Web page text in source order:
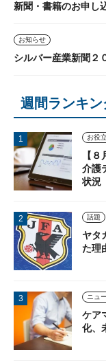
新聞・書籍のお申し
お知らせ
シルバー産業新聞２
週間ランキン
【
介護
状況
話題
ヤタ
た理
ニュ
ケア
化、